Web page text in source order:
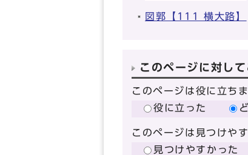
図郭【111 横大路】
このページに対し
このページは役に立ち
役に立った
このページは見つけや
見つけやすかった